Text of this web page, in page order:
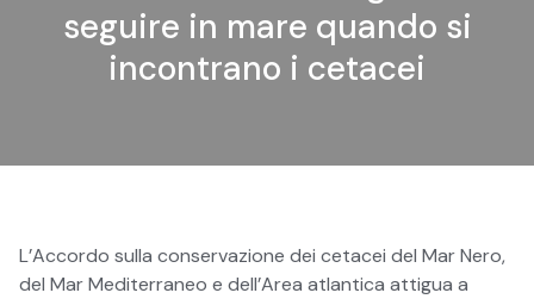
seguire in mare quando si
incontrano i cetacei
L’Accordo sulla conservazione dei cetacei del Mar Nero,
del Mar Mediterraneo e dell’Area atlantica attigua a